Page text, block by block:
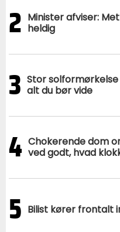
2 Minister afviser:
heldig
3 Stor
alt du bør vide
4 Chokerende dom
ved godt, hvad
5 Bilist kører frontalt